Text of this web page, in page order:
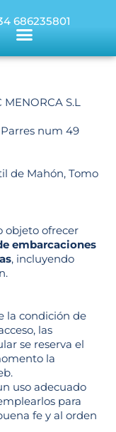
686235801
S.L
num 49
de Mahón, Tomo
objeto ofrecer
embarcaciones
, incluyendo
la condición de
las
se reserva el
la
uso adecuado
para
fe y al orden